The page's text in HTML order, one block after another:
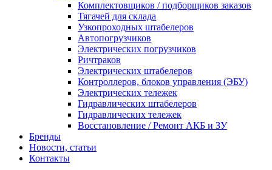
Комплектовщиков / подборщиков заказов
Тягачей для склада
Узкопроходных штабелеров
Автопогрузчиков
Электрических погрузчиков
Ричтраков
Электрических штабелеров
Контроллеров, блоков управления (ЭБУ)
Электрических тележек
Гидравлических штабелеров
Гидравлических тележек
Восстановление / Ремонт АКБ и ЗУ
Бренды
Новости, статьи
Контакты